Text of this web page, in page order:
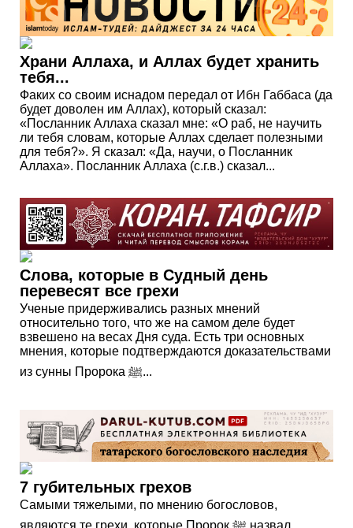
Храни Аллаха, и Аллах будет хранить
тебя...
Факих со своим иснадом передал от Ибн Габбаса (да
будет доволен им Аллах), который сказал:
«Посланник Аллаха сказал мне: «О раб, не научить
ли тебя словам, которые Аллах сделает полезными
для тебя?». Я сказал: «Да, научи, о Посланник
Аллаха». Посланник Аллаха (с.г.в.) сказал...
Слова, которые в Судный день
перевесят все грехи
Ученые придерживались разных мнений
относительно того, что же на самом деле будет
взвешено на весах Дня суда. Есть три основных
мнения, которые подтверждаются доказательствами
из сунны Пророка ﷺ...
7 губительных грехов
Самыми тяжелыми, по мнению богословов,